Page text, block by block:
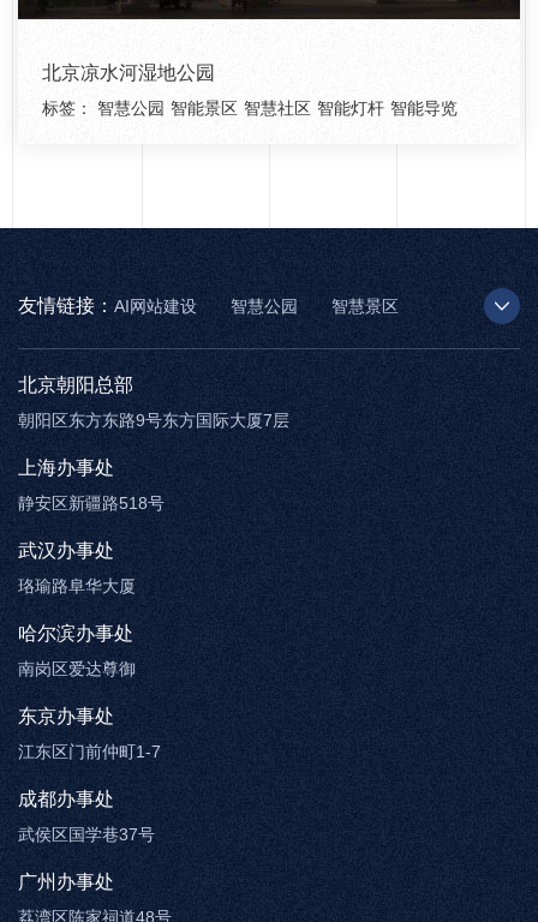
北京凉水河湿地公园
标签： 智慧公园 智能景区 智慧社区 智能灯杆 智能导览
友情链接： AI网站建设 智慧公园
智慧景区
AR太极
智慧博物馆 智能步道
北京朝阳总部
朝阳区东方东路9号东方国际大厦7层
上海办事处
静安区新疆路518号
武汉办事处
珞瑜路阜华大厦
哈尔滨办事处
南岗区爱达尊御
东京办事处
江东区门前仲町1-7
成都办事处
武侯区国学巷37号
广州办事处
荔湾区陈家祠道48号